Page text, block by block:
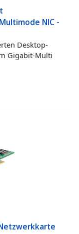
NIC -
Desktop-
Gigabit-Multi